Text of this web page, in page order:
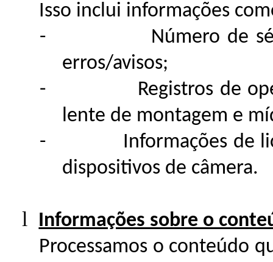
Isso inclui informações
-
Número de
erros/avisos;
-
Registros de
lente de montagem e
-
Informações de
dispositivos de câmera.
l
Informações sobre o
Processamos o conteúdo